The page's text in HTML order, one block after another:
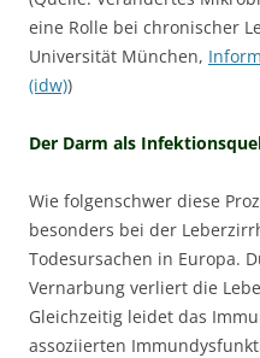
eine Rolle bei chronischer
Universität München,
(idw))
Der Darm als
Wie folgenschwer diese
besonders bei der
Todesursachen in Europa.
Vernarbung verliert die
Gleichzeitig leidet das
assoziierten